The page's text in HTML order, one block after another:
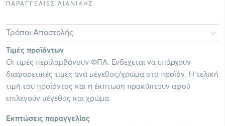
ΠΑΡΑΓΓΕΛΙΕΣ ΛΙΑΝΙΚΗΣ
Τρόποι Αποστολής
Τιμές προϊόντων
Οι τιμές περιλαμβάνουν ΦΠΑ. Ενδέχεται να υπάρχουν
διαφορετικές τιμές ανά μέγεθος/χρώμα στο προϊόν. Η τελική
τιμή του προϊόντος και η έκπτωση προκύπτουν αφού
επιλεγούν μέγεθος και χρώμα.
Εκπτώσεις παραγγελίας